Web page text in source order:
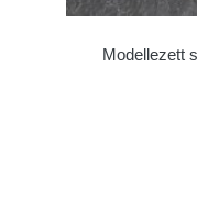
Modellezett